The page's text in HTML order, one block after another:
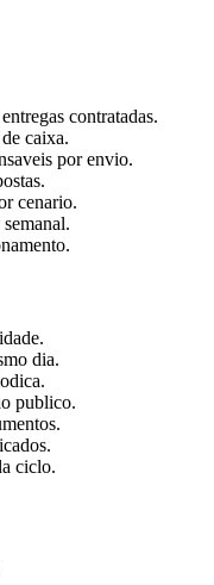
contratadas.
caixa.
por envio.
cenario.
dia.
publico.
ciclo.